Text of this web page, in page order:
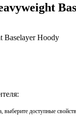
выберите доступные